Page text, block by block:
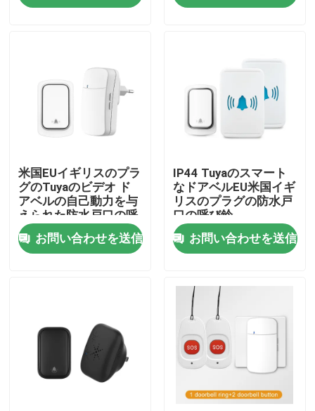
品質管理
私達に連絡しなさい
引用を要求しなさい
Homekitのスマートなスイッチ
Zigbee スマート スイッチ
無線リモート・コントロール スイッチ
米国EUイギリスのプラ
グのTuyaのビデオ ド
アベルの自己動力を与
えられた防水戸口の呼
び鈴150M
お問い合わせを送信
IP44 Tuyaのスマート
なドアベルEU米国イギ
リスのプラグの防水戸
口の呼び鈴
お問い合わせを送信